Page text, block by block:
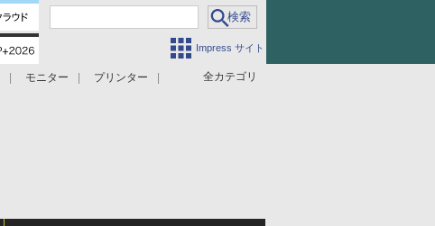
Impress サイト
全カテゴリ
モニター
プリンター